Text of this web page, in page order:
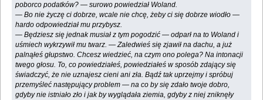
poborco podatków? — surowo powiedział Woland.
— Bo nie życzę ci dobrze, wcale nie chcę, żeby ci się dobrze wiodło —
hardo odpowiedział mu przybysz.
— Będziesz się jednak musiał z tym pogodzić — odparł na to Woland i
uśmiech wykrzywił mu twarz. — Zaledwieś się zjawił na dachu, a już
palnąłeś głupstwo. Chcesz wiedzieć, na czym ono polega? Na intonacji
twego głosu. To, co powiedziałeś, powiedziałeś w sposób zdający się
świadczyć, że nie uznajesz cieni ani zła. Bądź tak uprzejmy i spróbuj
przemyśleć następujący problem — na co by się zdało twoje dobro,
gdyby nie istniało zło i jak by wyglądała ziemia, gdyby z niej zniknęły